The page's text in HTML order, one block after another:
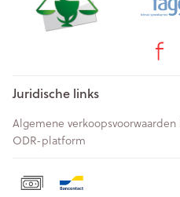
Juridische links
Algemene verkoopsvoorwaarden
ODR-platform